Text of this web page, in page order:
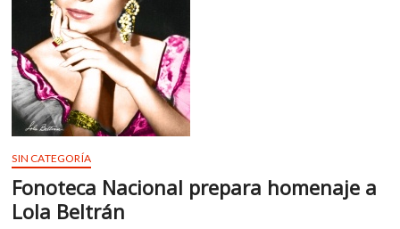
SIN CATEGORÍA
Fonoteca Nacional prepara homenaje a
Lola Beltrán